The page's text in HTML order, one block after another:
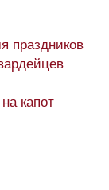
праздников
капот